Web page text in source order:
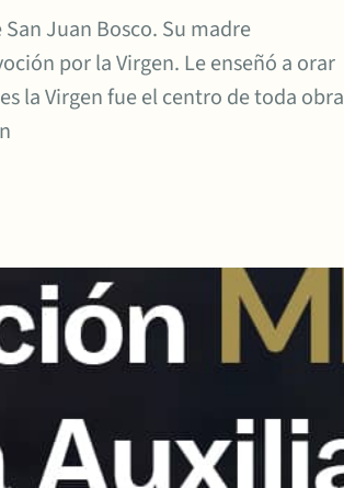
Juan Bosco. Su madre
por la Virgen. Le enseñó a orar
la Virgen fue el centro de toda obra